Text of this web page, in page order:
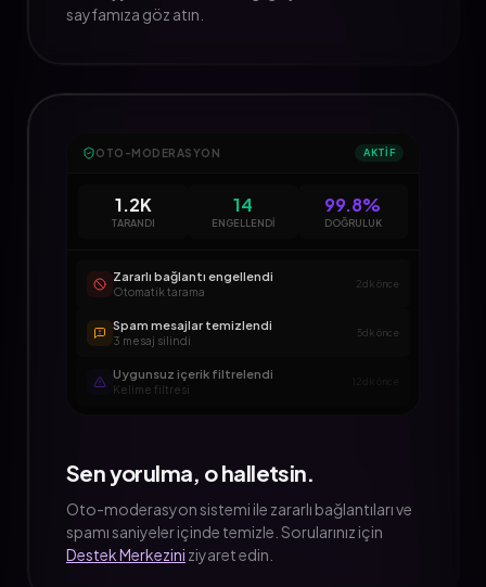
sayfamıza göz atın.
OTO-MODERASYON AKTİF
1.2K
TARANDI
14
ENGELLENDI
99.8%
DOĞRULUK
Zararlı bağlantı engellendi
Otomatik tarama
2dk önce
Spam mesajlar temizlendi
3 mesaj silindi
5dk önce
Uygunsuz içerik filtrelendi
Kelime filtresi
Sen yorulma, o halletsin.
Oto-moderasyon sistemi ile zararlı bağlantıları ve
spamı saniyeler içinde temizle. Sorularınız için
Destek Merkezini ziyaret edin.